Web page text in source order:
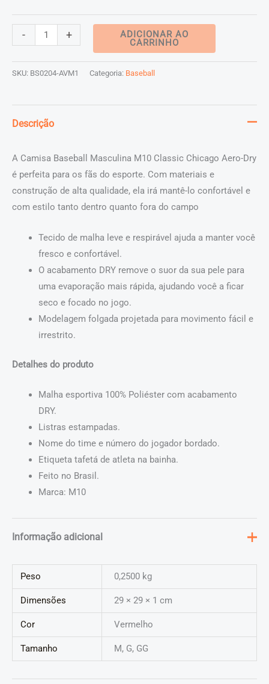
-
Baseball
Masculina
Aero-
quantidade
+ ADICIONAR AO
CARRINHO
SKU: BS0204-AVM1 Categoria: Baseball
Descrição
A Camisa Baseball Masculina M10 Classic Chicago Aero-Dry
é perfeita para os fãs do esporte. Com materiais e
construção de alta qualidade, ela irá mantê-lo confortável e
com estilo tanto dentro quanto fora do campo
Tecido de malha leve e respirável ajuda a manter você
fresco e confortável.
O acabamento DRY remove o suor da sua pele para
uma evaporação mais rápida, ajudando você a ficar
seco e focado no jogo.
Modelagem folgada projetada para movimento fácil e
irrestrito.
Detalhes do produto
Malha esportiva 100% Poliéster com acabamento
DRY.
Listras estampadas.
Nome do time e número do jogador bordado.
Etiqueta tafetá de atleta na bainha.
Feito no Brasil.
Marca: M10
Informação adicional
Peso 0,2500 kg
Dimensões 29 × 29 × 1 cm
Cor Vermelho
Tamanho M, G, GG